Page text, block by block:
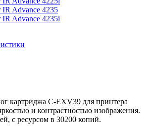
IR Advance 4235
IR Advance 4235i
картриджа C-EXV39 для принтера
и контрастностью изображения.
с ресурсом в 30200 копий.